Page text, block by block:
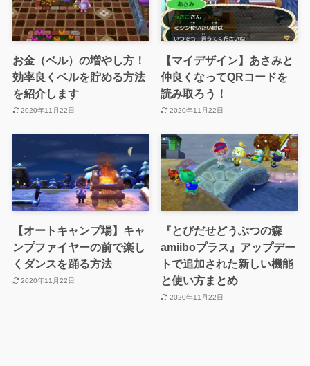
お金（ベル）の増やし方！
効率良くベルを貯める方法
を紹介します
2020年11月22日
【マイデザイン】あさみと
仲良くなってQRコードを
読み取ろう！
2020年11月22日
【オートキャンプ場】キャ
ンプファイヤーの前で楽し
くダンスを踊る方法
2020年11月22日
『とびだせどうぶつの森
amiiboプラス』アップデー
トで追加された新しい機能
と使い方まとめ
2020年11月22日